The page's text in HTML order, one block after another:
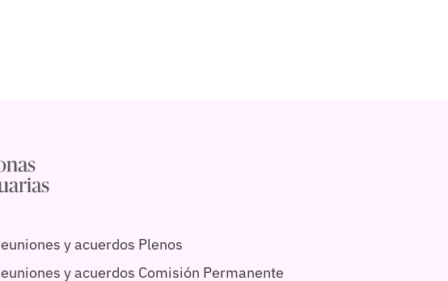
y acuerdos Plenos
y acuerdos Comisión Permanente